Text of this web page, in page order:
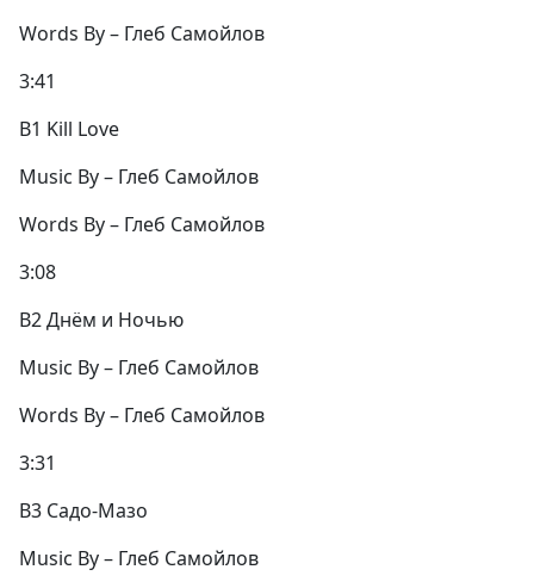
Words By – Глеб Самойлов
3:41
B1 Kill Love
Music By – Глеб Самойлов
Words By – Глеб Самойлов
3:08
B2 Днём и Ночью
Music By – Глеб Самойлов
Words By – Глеб Самойлов
3:31
B3 Садо-Мазо
Music By – Глеб Самойлов